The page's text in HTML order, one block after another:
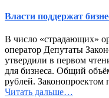
Власти поддержат
В число «страдающих»
оператор Депутаты
утвердили в первом
для бизнеса. Общий
рублей. Законопроектом
Читать дальше…